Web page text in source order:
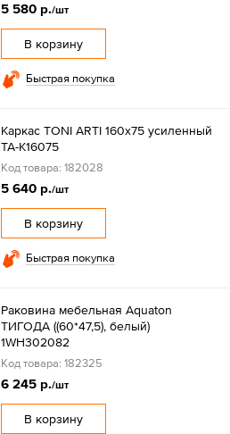
5 580 р./шт
В корзину
Быстрая покупка
Каркас TONI ARTI 160x75 усиленный
TA-K16075
Код товара: 182028
5 640 р./шт
В корзину
Быстрая покупка
Раковина мебельная Aquaton
ТИГОДА ((60*47,5), белый)
1WH302082
Код товара: 182325
6 245 р./шт
В корзину